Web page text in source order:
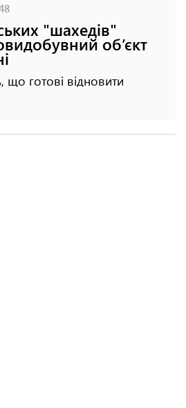
"шахедів"
об’єкт
що готові відновити